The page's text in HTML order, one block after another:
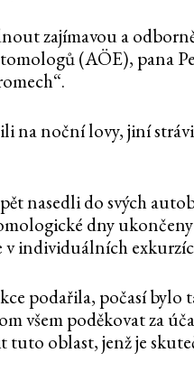
zajímavou a
(AÖE), pana
na noční lovy, jiní
nasedli do svých
dny
v individuálních
podařila, počasí
všem poděkovat za
oblast, jenž je